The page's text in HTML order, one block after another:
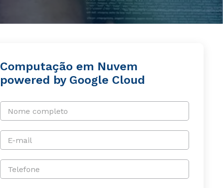
Computação em Nuvem
powered by Google Cloud
Nome completo
E-mail
Telefone